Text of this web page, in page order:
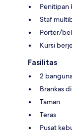
Penitipan
Staf
Porter/
Kursi
Fasilitas
2
Brankas
Taman
Teras
Pusat